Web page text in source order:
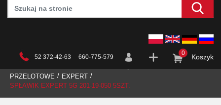
52 372-42-63 660-775-579
0 Koszyk
PRZELOTOWE
EXPERT
SPŁAWIK EXPERT 5G 201-19-050 5SZT.